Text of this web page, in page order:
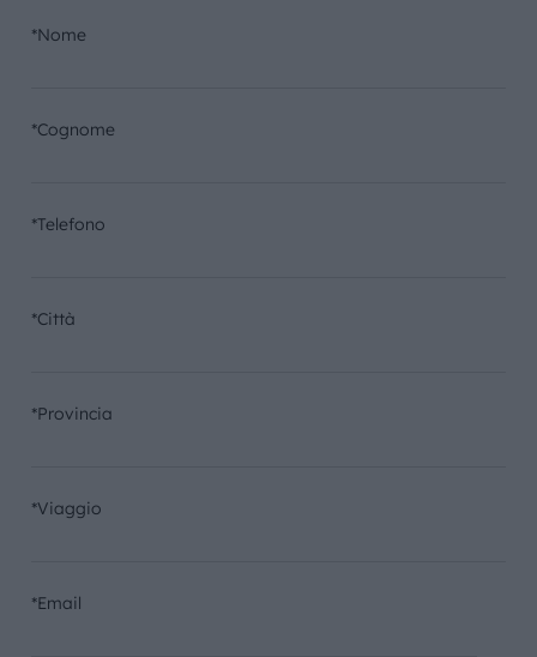
*Nome
*Cognome
*Telefono
*Città
*Provincia
*Viaggio
*Email